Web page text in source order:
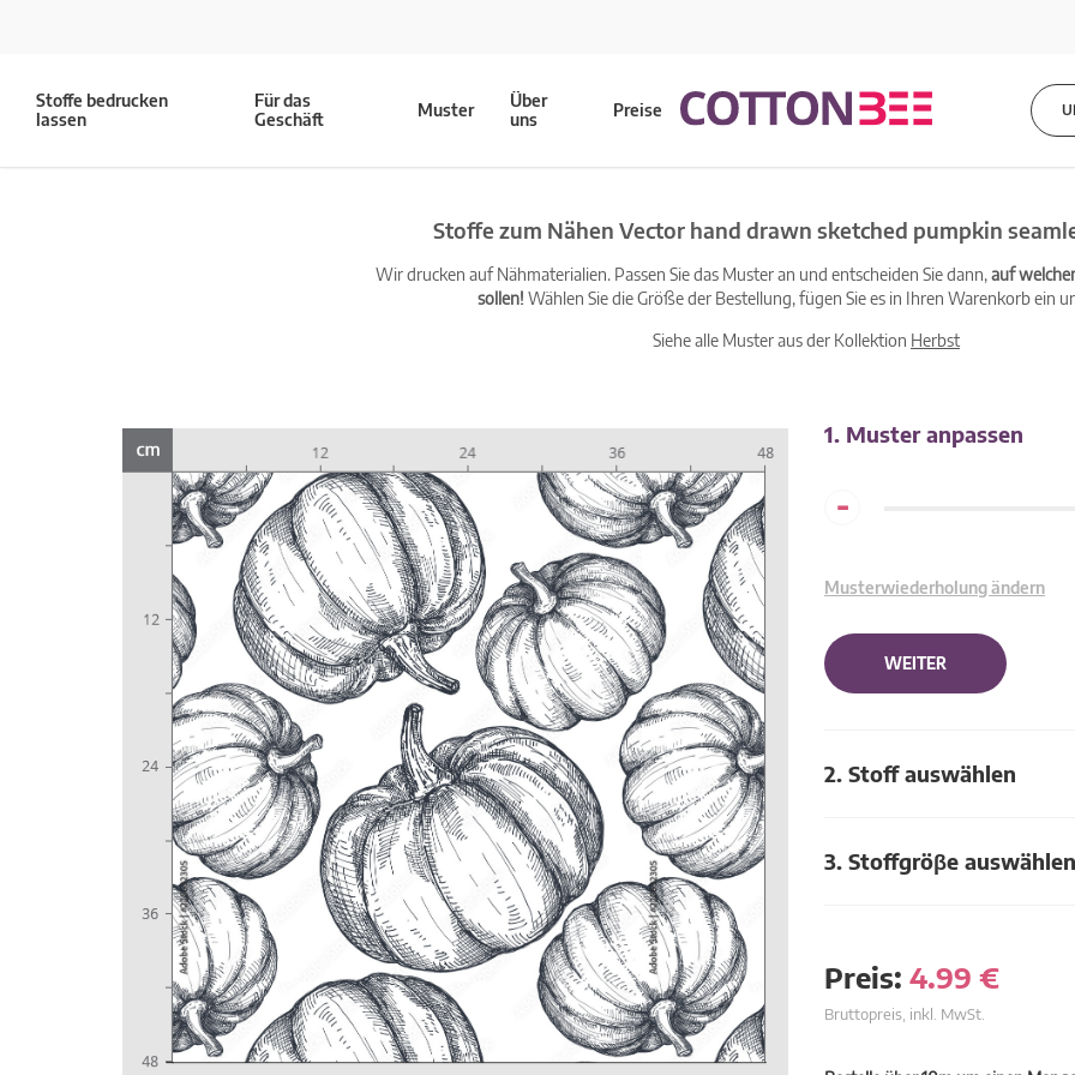
Stoffe bedrucken
lassen
Für das
Geschäft
Muster
Über
uns
Preise
Stoffe zum Nähen Vector hand drawn sketched pumpkin
Wir drucken auf Nähmaterialien. Passen Sie das Muster an und entscheiden Sie dann,auf
sollen! Wählen Sie die Größe der Bestellung, fügen Sie es in Ihren Warenkorb ein
Siehe alle Muster aus der Kollektion Herbst
1. Muster anpassen
-
Musterwiederholung ändern
WEITER
2. Stoff auswählen
3. Stoffgröβe auswählen
Preis: 4.99 €
Bruttopreis, inkl. MwSt.